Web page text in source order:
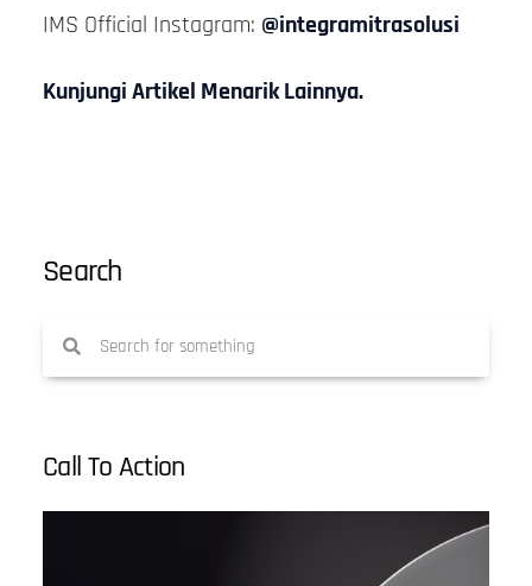
IMS Official Instagram: @integramitrasolusi
Kunjungi Artikel Menarik Lainnya.
Search
Call To Action